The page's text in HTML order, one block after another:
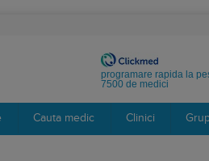
programare rapida la
7500 de medici
Cauta medic Clinici